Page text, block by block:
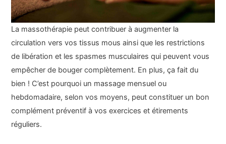
La massothérapie peut contribuer à augmenter la
circulation vers vos tissus mous ainsi que les restrictions
de libération et les spasmes musculaires qui peuvent vous
empêcher de bouger complètement. En plus, ça fait du
bien ! C’est pourquoi un massage mensuel ou
hebdomadaire, selon vos moyens, peut constituer un bon
complément préventif à vos exercices et étirements
réguliers.